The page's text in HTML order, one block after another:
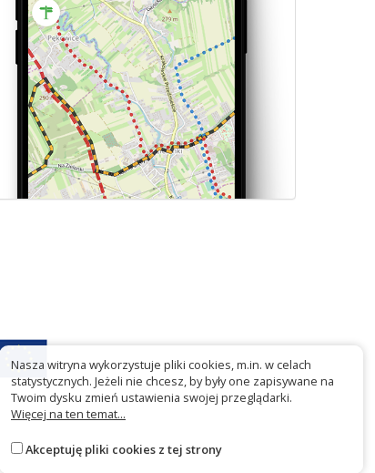
Nasza witryna wykorzystuje pliki cookies, m.in. w celach
statystycznych. Jeżeli nie chcesz, by były one zapisywane na
Twoim dysku zmień ustawienia swojej przeglądarki.
Więcej na ten temat...
Akceptuję pliki cookies z tej strony